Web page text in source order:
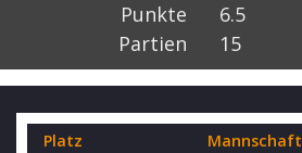
Punkte
6.5
Partien
15
Platz Mannschaft